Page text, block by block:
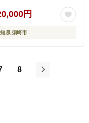
円
県 須崎市
8